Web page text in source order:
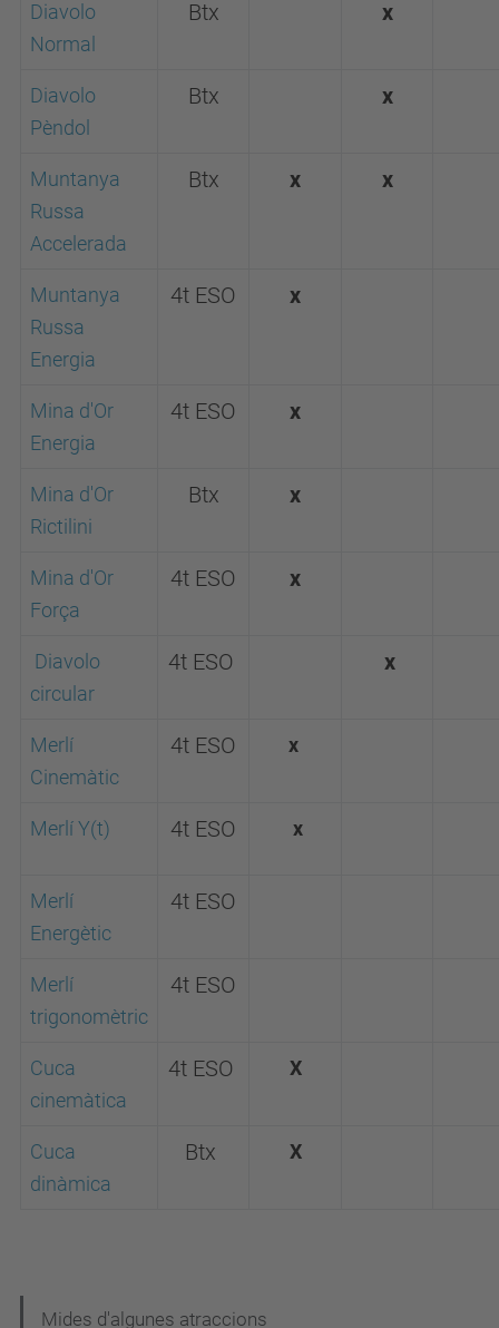
Diavolo
Normal
Btx x
Diavolo
Pèndol
Btx x
Muntanya
Russa
Accelerada
Btx x x
Muntanya
Russa
Energia
4t ESO x
Mina d'Or
Energia
4t ESO x
Mina d'Or
Rictilini
Btx x
Mina d'Or
Força
4t ESO x
Diavolo
circular
4t ESO x
Merlí
Cinemàtic
4t ESO x
Merlí Y(t) 4t ESO x
Merlí
Energètic
4t ESO
Merlí
trigonomètric
4t ESO
Cuca
cinemàtica
4t ESO X
Cuca
dinàmica
Btx X
Mides d'algunes atraccions